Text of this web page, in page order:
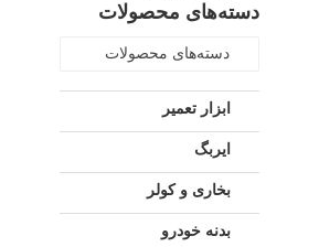
دسته‌های محصولات
دسته‌های محصولات
ابزار تعمیر
ایربگ
بخاری و کولر
بدنه خودرو